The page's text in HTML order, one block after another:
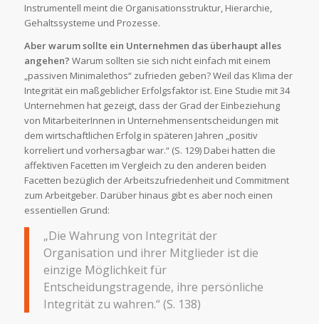
Instrumentell meint die Organisationsstruktur, Hierarchie,
Gehaltssysteme und Prozesse.
Aber warum sollte ein Unternehmen das überhaupt alles
angehen? Warum sollten sie sich nicht einfach mit einem
„passiven Minimalethos“ zufrieden geben? Weil das Klima der
Integrität ein maßgeblicher Erfolgsfaktor ist. Eine Studie mit 34
Unternehmen hat gezeigt, dass der Grad der Einbeziehung
von MitarbeiterInnen in Unternehmensentscheidungen mit
dem wirtschaftlichen Erfolg in späteren Jahren „positiv
korreliert und vorhersagbar war.“ (S. 129) Dabei hatten die
affektiven Facetten im Vergleich zu den anderen beiden
Facetten bezüglich der Arbeitszufriedenheit und Commitment
zum Arbeitgeber. Darüber hinaus gibt es aber noch einen
essentiellen Grund:
„Die Wahrung von Integrität der
Organisation und ihrer Mitglieder ist die
einzige Möglichkeit für
Entscheidungstragende, ihre persönliche
Integrität zu wahren.“ (S. 138)